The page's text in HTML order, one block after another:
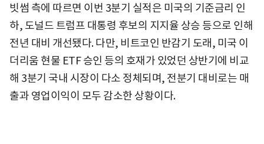
빗썸 측에 따르면 이번 3분기 실적은 미국의 기준금리 인
하, 도널드 트럼프 대통령 후보의 지지율 상승 등으로 인해
전년 대비 개선됐다. 다만, 비트코인 반감기 도래, 미국 이
더리움 현물 ETF 승인 등의 호재가 있었던 상반기에 비교
해 3분기 국내 시장이 다소 정체되며, 전분기 대비로는 매
출과 영업이익이 모두 감소한 상황이다.